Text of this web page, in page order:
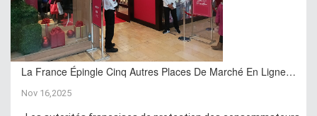
La France Épingle Cinq Autres Places De Marché En Ligne…
Nov 16,2025